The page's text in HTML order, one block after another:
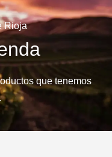
Rioja
que tenemos